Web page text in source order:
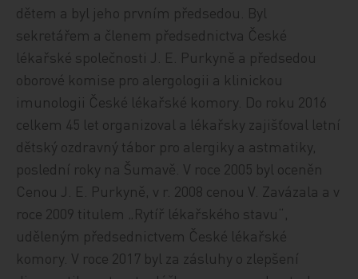
dětem a byl jeho prvním předsedou. Byl
sekretářem a členem předsednictva České
lékařské společnosti J. E. Purkyně a předsedou
oborové komise pro alergologii a klinickou
imunologii České lékařské komory. Do roku 2016
celkem 45 let organizoval a lékařsky zajišťoval letní
dětský ozdravný tábor pro alergiky a astmatiky,
poslední roky na Šumavě. V roce 2005 byl oceněn
Cenou J. E. Purkyně, v r. 2008 cenou V. Zavázala a v
roce 2009 titulem „Rytíř lékařského stavu“,
uděleným předsednictvem České lékařské
komory. V roce 2017 byl za zásluhy o zlepšení